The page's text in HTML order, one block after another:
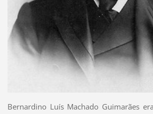
Bernardino Luís Machado Guimarães